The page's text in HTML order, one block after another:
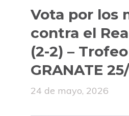
Vota por los
contra el
(2-2) –
GRANATE
24 de mayo, 2026